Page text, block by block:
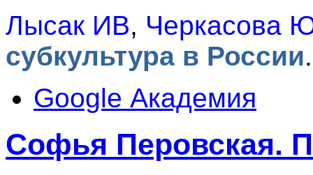
Лысак ИВ, Черкасова
субкультура в России
Google Академия
Софья Перовская.